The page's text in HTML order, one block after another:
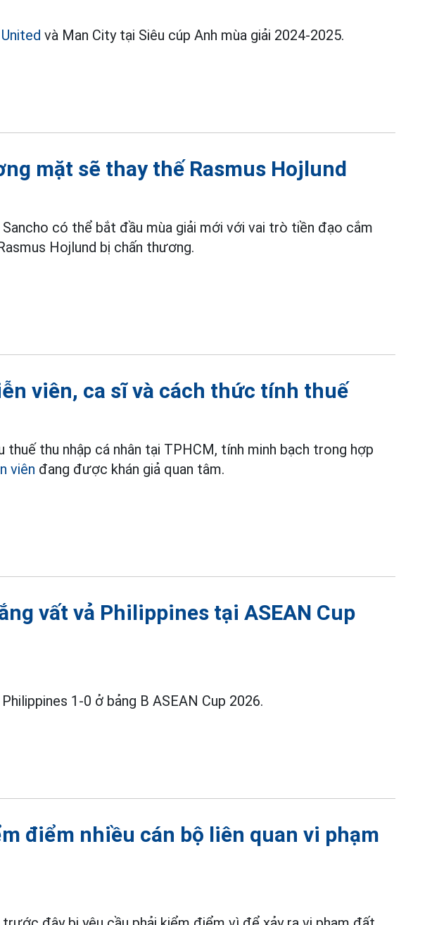
và Man City tại Siêu cúp Anh mùa giải 2024-2025.
mặt sẽ thay thế Rasmus Hojlund
có thể bắt đầu mùa giải mới với vai trò tiền đạo cắm
Hojlund bị chấn thương.
viên, ca sĩ và cách thức tính thuế
thu nhập cá nhân tại TPHCM, tính minh bạch trong hợp
viên đang được khán giả quan tâm.
vất vả Philippines tại ASEAN Cup
1-0 ở bảng B ASEAN Cup 2026.
điểm nhiều cán bộ liên quan vi phạm